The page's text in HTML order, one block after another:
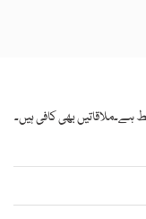
ہے۔ملاقاتیں بھی کافی ہیں۔